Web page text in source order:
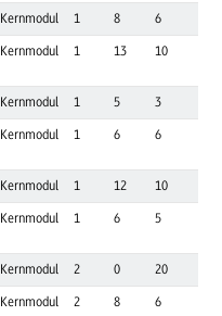
Kernmodul 1 8 6
Kernmodul 1 13 10
Kernmodul 1 5 3
Kernmodul 1 6 6
Kernmodul 1 12 10
Kernmodul 1 6 5
Kernmodul 2 0 20
Kernmodul 2 8 6